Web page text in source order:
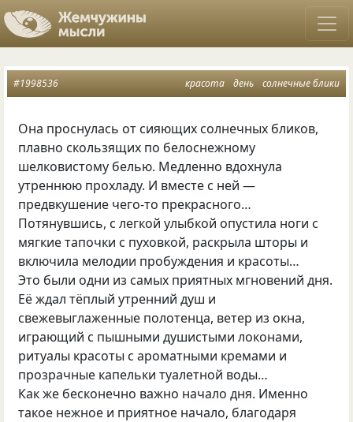
красота день солнечные блики
#1998536
Она проснулась от сияющих солнечных бликов,
плавно скользящих по белоснежному
шелковистому белью. Медленно вдохнула
утреннюю прохладу. И вместе с ней —
предвкушение чего-то прекрасного…
Потянувшись, с легкой улыбкой опустила ноги с
мягкие тапочки с пуховкой, раскрыла шторы и
включила мелодии пробуждения и красоты…
Это были одни из самых приятных мгновений дня.
Её ждал тёплый утренний душ и
свежевыглаженные полотенца, ветер из окна,
играющий с пышными душистыми локонами,
ритуалы красоты с ароматными кремами и
прозрачные капельки туалетной воды…
Как же бесконечно важно начало дня. Именно
такое нежное и приятное начало, благодаря